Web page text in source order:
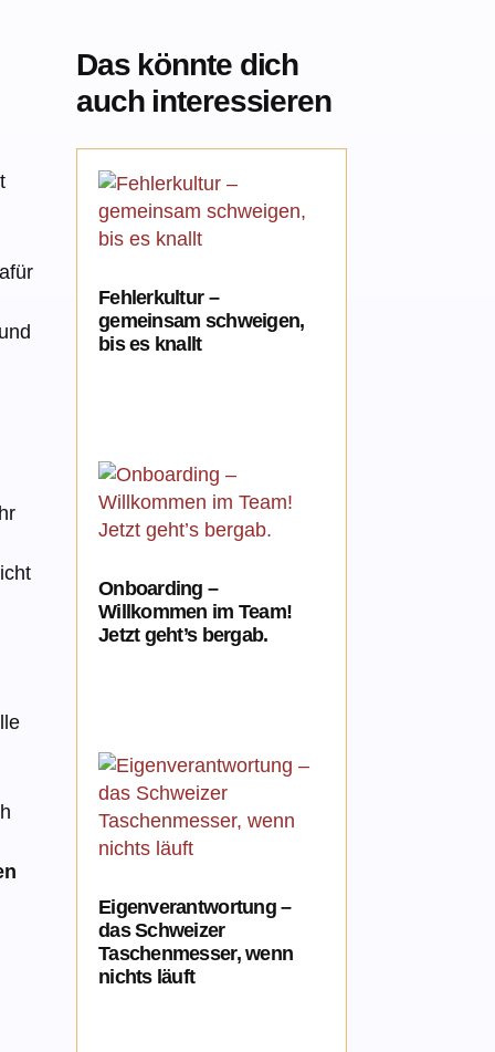
Das könnte dich
auch interessieren
Fehlerkultur –
gemeinsam schweigen,
bis es knallt
Onboarding –
Willkommen im Team!
Jetzt geht’s bergab.
Eigenverantwortung –
das Schweizer
Taschenmesser, wenn
nichts läuft